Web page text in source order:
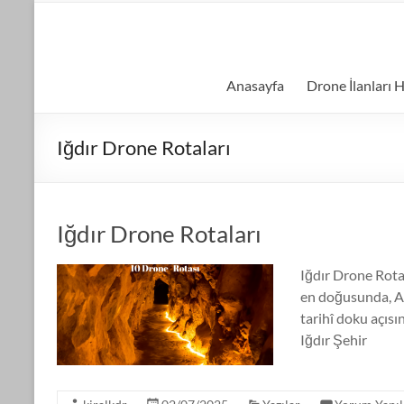
Drone
Kiralama
İlan
Verin!
Anasayfa Drone İlanları
Iğdır Drone Rotaları
Iğdır Drone Rotaları
Iğdır Drone
en doğusunda,
tarihî doku
Iğdır Şehir